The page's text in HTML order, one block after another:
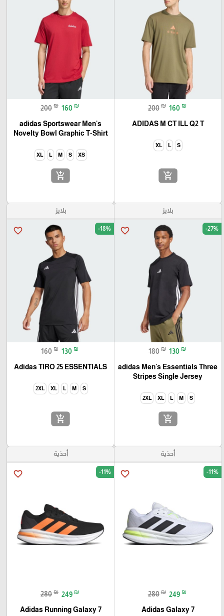
200 ₪ 160 ₪
ADIDAS M CT ILL Q2 T
S
L
XL
add_shopping_cart
200 ₪ 160 ₪
adidas Sportswear Men's
Novelty Bowl Graphic T-Shirt
XS
S
M
L
XL
add_shopping_cart
بلايز
favorite_border -27%
180 ₪ 130 ₪
adidas Men's Essentials Three
Stripes Single Jersey
S
M
L
XL
2XL
add_shopping_cart
بلايز
favorite_border -18%
160 ₪ 130 ₪
Adidas TIRO 25 ESSENTIALS
S
M
L
XL
2XL
add_shopping_cart
أحذية
favorite_border -11%
280 ₪ 249 ₪
Adidas Galaxy 7
أحذية
favorite_border -11%
280 ₪ 249 ₪
Adidas Running Galaxy 7